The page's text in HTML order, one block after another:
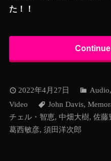
た！！
2022年4月27日 Audio,
Video
John Davis,
チェル・智恵, 中畑大樹, 佐藤
葛西敏彦, 須田洋次郎